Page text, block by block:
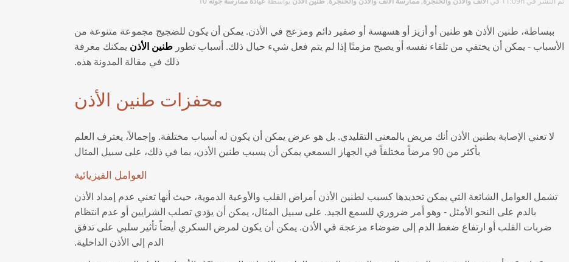
ببساطة، طنين الأذن هو طنين أو أزيز أو هسهسة أو صفير دائم ومزعج في الأذن. يمكن أن يكون للضجيج مجموعة متنوعة من
الأسباب - يمكن أن يختفي من تلقاء نفسه أو يصبح مزمنًا إذا لم يتم فعل شيء حيال ذلك. أسباب تطور طنين الأذن يمكنك معرفة
ذلك في مقالة المدونة هذه.
محفزات طنين الأذن
لا تعني الإصابة بطنين الأذن أنك مريض بالمعنى التقليدي. بل هو عرض يمكن أن يكون له أسباب مختلفة. وإجمالاً، يعترف العلم
بأكثر من 90 مرضاً مختلفاً في الجهاز السمعي يمكن أن يسبب طنين الأذن، بما في ذلك، على سبيل المثال
العوامل الفيزيائية
تشمل العوامل الشائعة التي يمكن تحديدها كسبب لطنين الأذن أمراض القلب والأوعية الدموية، حيث أنها تعني عدم إمداد الأذن
بالدم على النحو الأمثل - وهو أمر ضروري للسمع الجيد. على سبيل المثال، يمكن أن يؤدي تصلب الشرايين أو عدم انتظام
ضربات القلب أو ارتفاع ضغط الدم إلى ضوضاء مزعجة في الأذن. يمكن أن يكون لمرض السكري أيضاً تأثير سلبي على تدفق
الدم إلى الأذن الداخلية.